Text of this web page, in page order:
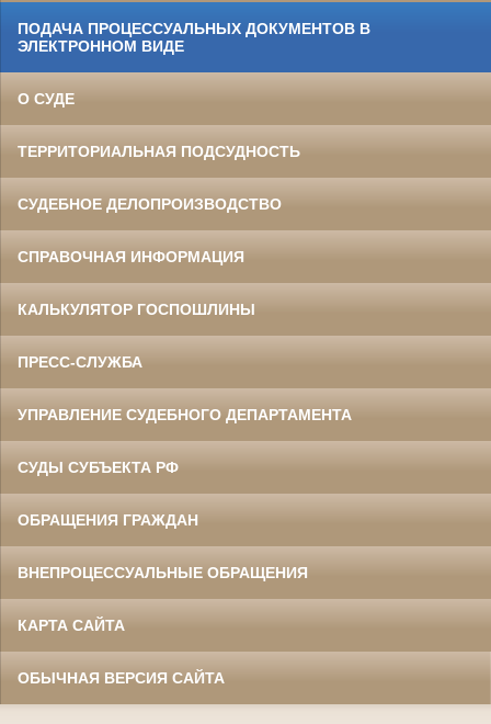
ПОДАЧА ПРОЦЕССУАЛЬНЫХ ДОКУМЕНТОВ В
ЭЛЕКТРОННОМ ВИДЕ
О СУДЕ
ТЕРРИТОРИАЛЬНАЯ ПОДСУДНОСТЬ
СУДЕБНОЕ ДЕЛОПРОИЗВОДСТВО
СПРАВОЧНАЯ ИНФОРМАЦИЯ
КАЛЬКУЛЯТОР ГОСПОШЛИНЫ
ПРЕСС-СЛУЖБА
УПРАВЛЕНИЕ СУДЕБНОГО ДЕПАРТАМЕНТА
СУДЫ СУБЪЕКТА РФ
ОБРАЩЕНИЯ ГРАЖДАН
ВНЕПРОЦЕССУАЛЬНЫЕ ОБРАЩЕНИЯ
КАРТА САЙТА
ОБЫЧНАЯ ВЕРСИЯ САЙТА